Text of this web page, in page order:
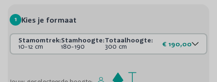
1 Kies je formaat
Stamomtrek:
10-12 cm
Stamhoogte:
180-190
Totaalhoogte:
300 cm € 190,00